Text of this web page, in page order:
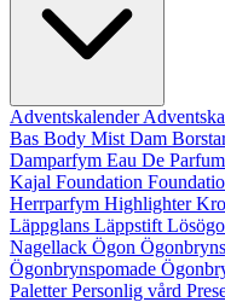
Adventskalender
Bas Body Mist Dam
Damparfym Eau De
Kajal Foundation
Herrparfym Highlighter
Läppglans Läppstift
Nagellack Ögon
Ögonbrynspomade
PaletterPersonlig vård